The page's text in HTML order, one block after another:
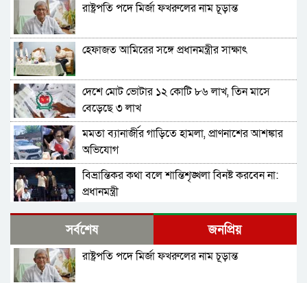
রাষ্ট্রপতি পদে মির্জা ফখরুলের নাম চূড়ান্ত
হেফাজত আমিরের সঙ্গে প্রধানমন্ত্রীর সাক্ষাৎ
দেশে মোট ভোটার ১২ কোটি ৮৬ লাখ, তিন মাসে
বেড়েছে ৩ লাখ
মমতা ব্যানার্জীর গাড়িতে হামলা, প্রাণনাশের আশঙ্কার
অভিযোগ
বিভ্রান্তিকর কথা বলে শান্তিশৃঙ্খলা বিনষ্ট করবেন না:
প্রধানমন্ত্রী
যুক্তরাষ্ট্রের সঙ্গে সমঝোতায় পৌঁছানোর এখনই ‘সেরা
সময়’: পেজেশকিয়ান
সালমান শাহ হত্যা মামলায় খল-অভিনেতা ডন আটক
সর্বশেষ জনপ্রিয়
রাষ্ট্রপতি পদে মির্জা ফখরুলের নাম চূড়ান্ত